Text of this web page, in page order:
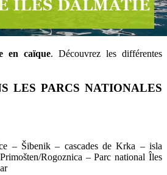
en caïque. Découvrez les différentes
LES PARCS NATIONALES
– Šibenik – cascades de Krka – isla
Rogoznica – Parc national Îles